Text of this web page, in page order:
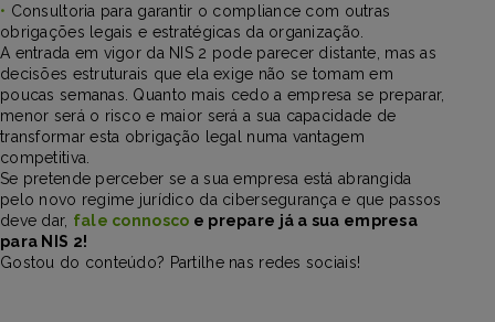
• Consultoria para garantir o compliance com outras
obrigações legais e estratégicas da organização.
A entrada em vigor da NIS 2 pode parecer distante, mas as
decisões estruturais que ela exige não se tomam em
poucas semanas. Quanto mais cedo a empresa se preparar,
menor será o risco e maior será a sua capacidade de
transformar esta obrigação legal numa vantagem
competitiva.
Se pretende perceber se a sua empresa está abrangida
pelo novo regime jurídico da cibersegurança e que passos
deve dar, fale connosco e prepare já a sua empresa
para NIS 2!
Gostou do conteúdo? Partilhe nas redes sociais!